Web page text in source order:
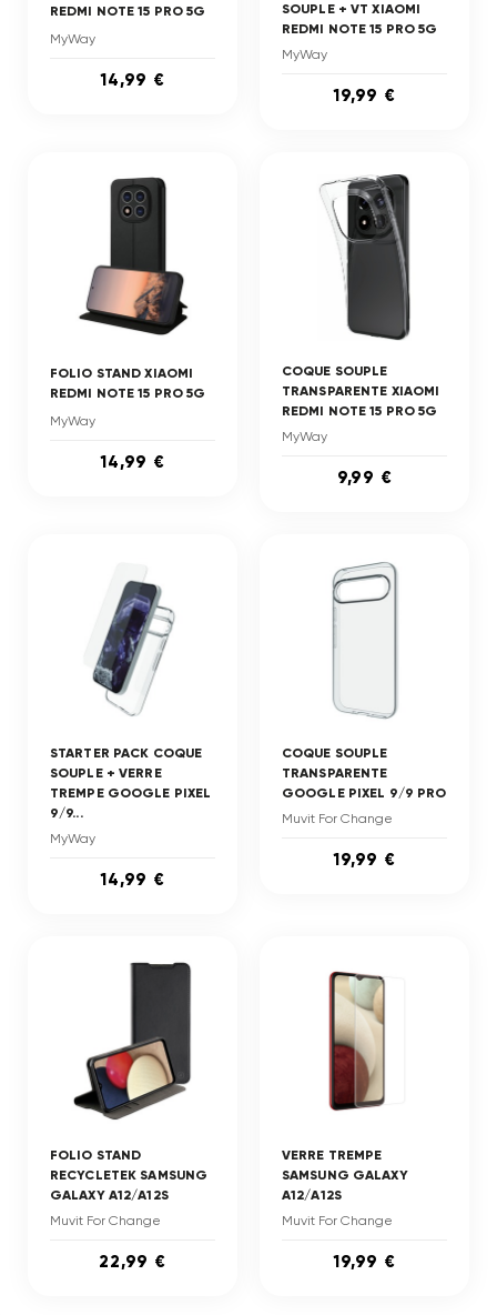
REDMI NOTE 15 PRO 5G
MyWay
14,99 €
SOUPLE + VT XIAOMI
REDMI NOTE 15 PRO 5G
MyWay
19,99 €
FOLIO STAND XIAOMI
REDMI NOTE 15 PRO 5G
MyWay
14,99 €
COQUE SOUPLE
TRANSPARENTE XIAOMI
REDMI NOTE 15 PRO 5G
MyWay
9,99 €
STARTER PACK COQUE
SOUPLE + VERRE
TREMPE GOOGLE PIXEL
9/9...
MyWay
14,99 €
COQUE SOUPLE
TRANSPARENTE
GOOGLE PIXEL 9/9 PRO
Muvit For Change
19,99 €
FOLIO STAND
RECYCLETEK SAMSUNG
GALAXY A12/A12S
Muvit For Change
22,99 €
VERRE TREMPE
SAMSUNG GALAXY
A12/A12S
Muvit For Change
19,99 €